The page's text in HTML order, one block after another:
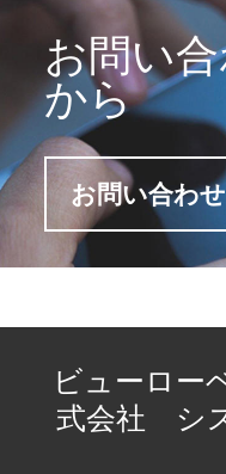
お問い
から
お問い合わ
ビューロー
式会社 シ